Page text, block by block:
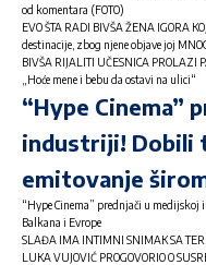
od komentara (FOTO)
EVO ŠTA RADI BIVŠA ŽENA IGORA
destinacije, zbog njene objave joj
BIVŠA RIJALITI UČESNICA PROLAZI
„Hoće mene i bebu da ostavi na ulici“
“Hype Cinema”
industriji! Dobili
emitovanje
“Hype Cinema” prednjači u
Balkana i Evrope
SLAĐA IMA INTIMNI SNIMAK SA
LUKA VUJOVIĆ PROGOVORIO O